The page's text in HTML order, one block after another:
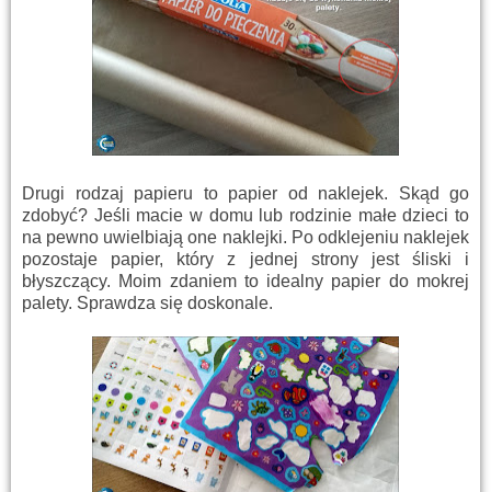
Drugi rodzaj papieru to papier od naklejek. Skąd go
zdobyć? Jeśli macie w domu lub rodzinie małe dzieci to
na pewno uwielbiają one naklejki. Po odklejeniu naklejek
pozostaje papier, który z jednej strony jest śliski i
błyszczący. Moim zdaniem to idealny papier do mokrej
palety. Sprawdza się doskonale.